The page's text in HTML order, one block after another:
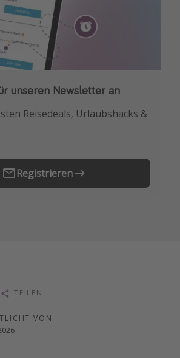
Mallorca
Deutschland
unseren Newsletter an
Reisedeals, Urlaubshacks &
Registrieren
App
Reiseschnäppchen als
VON
TEILEN